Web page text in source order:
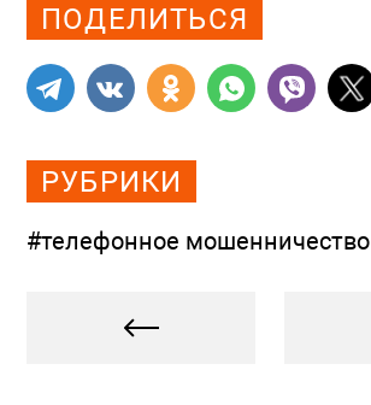
ПОДЕЛИТЬСЯ
РУБРИКИ
#телефонное мошенничество